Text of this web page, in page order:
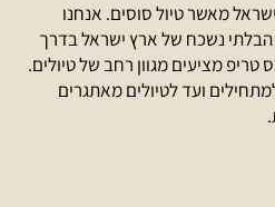
מאשר טיול סוסים. אנחנו
הבלתי נשכח של ארץ ישראל בדרך
טריפ מציעים מגוון רחב של טיולים.
ועד לטיולים מאתגרים